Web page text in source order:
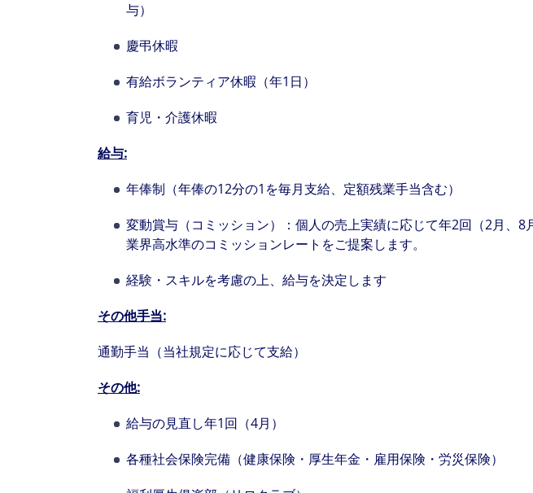
与）
慶弔休暇
有給ボランティア休暇（年1日）
育児・介護休暇
給与:
年俸制（年俸の12分の1を毎月支給、定額残業手当含む）
変動賞与（コミッション）：個人の売上実績に応じて年2回（2月
業界高水準のコミッションレートをご提案します。
経験・スキルを考慮の上、給与を決定します
その他手当:
通勤手当（当社規定に応じて支給）
その他:
給与の見直し年1回（4月）
各種社会保険完備（健康保険・厚生年金・雇用保険・労災保険）